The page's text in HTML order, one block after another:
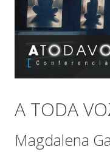
A TODA
Magdalena